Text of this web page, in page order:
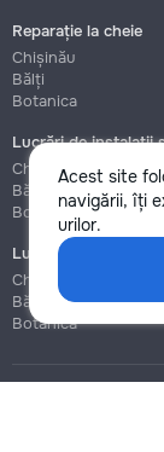
Acest site
navigării, îți
urilor.
Reparație la cheie
Chișinău
Bălți
Botanica
Lucrări de instalații
Chișinău
Bălți
Botanica
Lucrări de
Chișinău
Bălți
Botanica